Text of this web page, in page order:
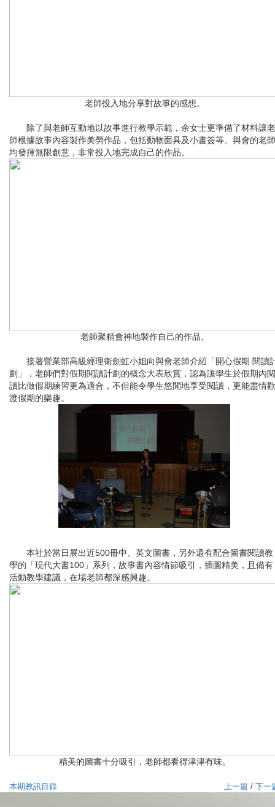
老師投入地分享對故事的感想。
除了與老師互動地以故事進行教學示範，余女士更準備了材料讓老
師根據故事內容製作美勞作品，包括動物面具及小書簽等。與會的老師
均發揮無限創意，非常投入地完成自己的作品。
老師聚精會神地製作自己的作品。
接著營業部高級經理衛劍虹小姐向與會老師介紹「開心假期 閱讀
劃」，老師們對假期閱讀計劃的概念大表欣賞，認為讓學生於假期內閱
讀比做假期練習更為適合，不但能令學生悠閒地享受閱讀，更能盡情歡
渡假期的樂趣。
本社於當日展出近500冊中、英文圖書，另外還有配合圖書閱讀教
學的「現代大書100」系列，故事書內容情節吸引，插圖精美，且備有
活動教學建議，在場老師都深感興趣。
精美的圖書十分吸引，老師都看得津津有味。
本期教訊目錄 上一篇 / 下一